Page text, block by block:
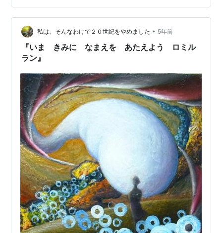
題」のようなものです。 その…
私は、そんなわけで２０世紀をやめました • 5年前
『いま きみに なまえを あたえよう ロミル
ラン』